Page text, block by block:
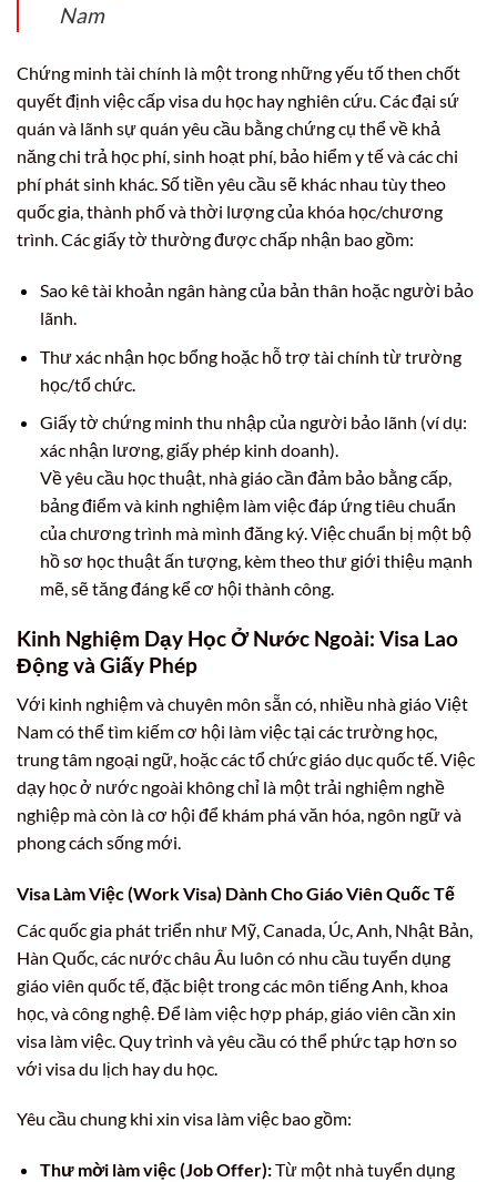
Nam
Chứng minh tài chính là một trong những yếu tố then chốt
quyết định việc cấp visa du học hay nghiên cứu. Các đại sứ
quán và lãnh sự quán yêu cầu bằng chứng cụ thể về khả
năng chi trả học phí, sinh hoạt phí, bảo hiểm y tế và các chi
phí phát sinh khác. Số tiền yêu cầu sẽ khác nhau tùy theo
quốc gia, thành phố và thời lượng của khóa học/chương
trình. Các giấy tờ thường được chấp nhận bao gồm:
Sao kê tài khoản ngân hàng của bản thân hoặc người bảo
lãnh.
Thư xác nhận học bổng hoặc hỗ trợ tài chính từ trường
học/tổ chức.
Giấy tờ chứng minh thu nhập của người bảo lãnh (ví dụ:
xác nhận lương, giấy phép kinh doanh).
Về yêu cầu học thuật, nhà giáo cần đảm bảo bằng cấp,
bảng điểm và kinh nghiệm làm việc đáp ứng tiêu chuẩn
của chương trình mà mình đăng ký. Việc chuẩn bị một bộ
hồ sơ học thuật ấn tượng, kèm theo thư giới thiệu mạnh
mẽ, sẽ tăng đáng kể cơ hội thành công.
Kinh Nghiệm Dạy Học Ở Nước Ngoài: Visa Lao
Động và Giấy Phép
Với kinh nghiệm và chuyên môn sẵn có, nhiều nhà giáo Việt
Nam có thể tìm kiếm cơ hội làm việc tại các trường học,
trung tâm ngoại ngữ, hoặc các tổ chức giáo dục quốc tế. Việc
dạy học ở nước ngoài không chỉ là một trải nghiệm nghề
nghiệp mà còn là cơ hội để khám phá văn hóa, ngôn ngữ và
phong cách sống mới.
Visa Làm Việc (Work Visa) Dành Cho Giáo Viên Quốc Tế
Các quốc gia phát triển như Mỹ, Canada, Úc, Anh, Nhật Bản,
Hàn Quốc, các nước châu Âu luôn có nhu cầu tuyển dụng
giáo viên quốc tế, đặc biệt trong các môn tiếng Anh, khoa
học, và công nghệ. Để làm việc hợp pháp, giáo viên cần xin
visa làm việc. Quy trình và yêu cầu có thể phức tạp hơn so
với visa du lịch hay du học.
Yêu cầu chung khi xin visa làm việc bao gồm:
Thư mời làm việc (Job Offer):Từ một nhà tuyển dụng